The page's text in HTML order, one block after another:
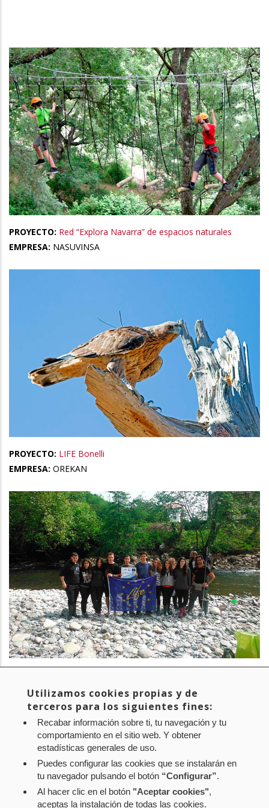
PROYECTO: Red “Explora Navarra” de espacios naturales
EMPRESA: NASUVINSA
PROYECTO: LIFE Bonelli
EMPRESA: OREKAN
EMPRESA:OREKAN
PaginaciónPrimera
página
« First
Página
anterior
‹‹ Page
1 Page
2
Página
3
Aviso legal Política de privacidad
Política de cookies
Utilizamos cookies propias y de
terceros para los siguientes fines:
Recabar información sobre ti, tu navegación y tu
comportamiento en el sitio web. Y obtener
estadísticas generales de uso.
Puedes configurar las cookies que se instalarán en
tu navegador pulsando el botón “Configurar”.
Al hacer clic en el botón "Aceptar cookies",
aceptas la instalación de todas las cookies.